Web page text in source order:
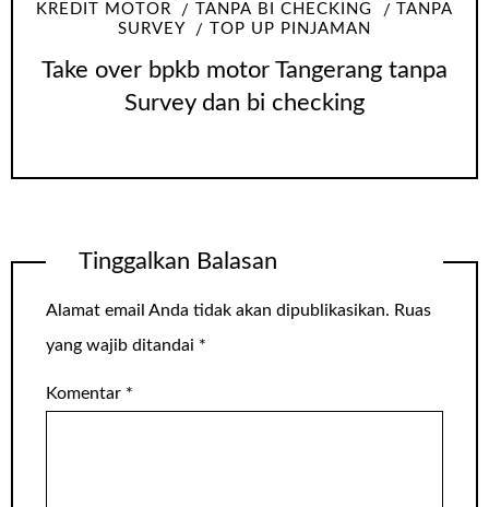
KREDIT MOTOR
TANPA BI CHECKING
TANPA
SURVEY
TOP UP PINJAMAN
Take over bpkb motor Tangerang tanpa
Survey dan bi checking
Tinggalkan Balasan
Alamat email Anda tidak akan dipublikasikan. Ruas
yang wajib ditandai *
Komentar *